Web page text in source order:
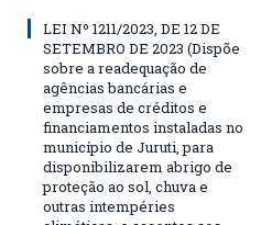
LEI Nº 1211/2023, DE 12 DE
SETEMBRO DE 2023 (Dispõe
sobre a readequação de
agências bancárias e
empresas de créditos e
financiamentos instaladas no
município de Juruti, para
disponibilizarem abrigo de
proteção ao sol, chuva e
outras intempéries